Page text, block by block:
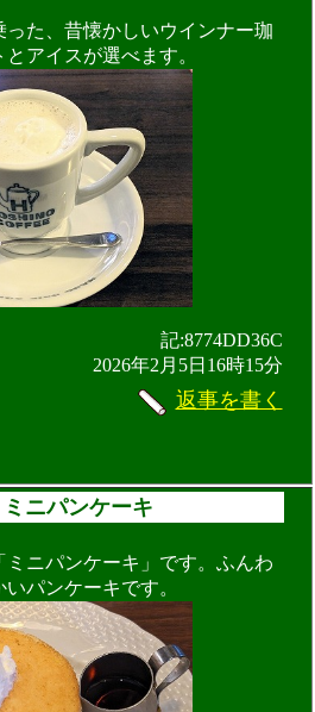
った、昔懐かしいウインナー珈
アイスが選べます。
記:8774DD36C
2026年2月5日16時15分
返事を書く
ミニパンケーキ
ミニパンケーキ」です。ふんわ
パンケーキです。